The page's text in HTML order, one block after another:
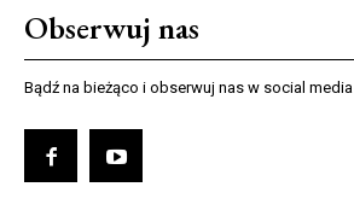
Obserwuj nas
Bądź na bieżąco i obserwuj nas w social media